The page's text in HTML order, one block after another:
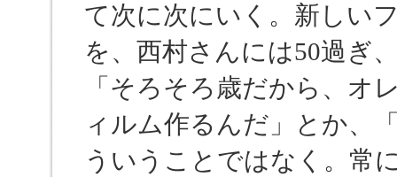
て次に次にいく。新しい
を、西村さんには50過ぎ
「そろそろ歳だから、オ
ィルム作るんだ」とか、
ういうことではなく。常